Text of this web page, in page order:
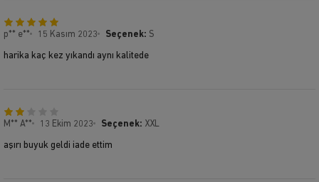
p** e** 15 Kasım 2023 Seçenek: S
harika kaç kez yıkandı aynı kalitede
M** A** 13 Ekim 2023 Seçenek: XXL
aşırı buyuk geldi iade ettim